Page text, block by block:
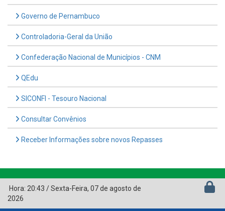
Governo de Pernambuco
Controladoria-Geral da União
Confederação Nacional de Municípios - CNM
QEdu
SICONFI - Tesouro Nacional
Consultar Convênios
Receber Informações sobre novos Repasses
Hora: 20:43 /Sexta-Feira, 07 de agosto de
2026